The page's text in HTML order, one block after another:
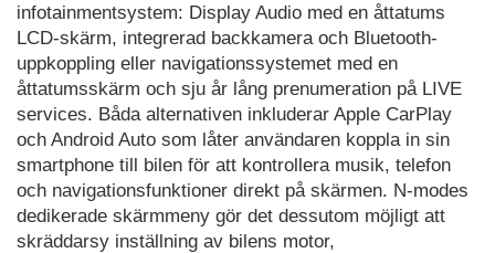
infotainmentsystem: Display Audio med en åttatums
LCD-skärm, integrerad backkamera och Bluetooth-
uppkoppling eller navigationssystemet med en
åttatumsskärm och sju år lång prenumeration på LIVE
services. Båda alternativen inkluderar Apple CarPlay
och Android Auto som låter användaren koppla in sin
smartphone till bilen för att kontrollera musik, telefon
och navigationsfunktioner direkt på skärmen. N-modes
dedikerade skärmmeny gör det dessutom möjligt att
skräddarsy inställning av bilens motor,